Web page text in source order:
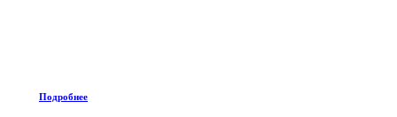
Подробнее